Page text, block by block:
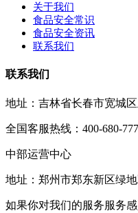
关于我们
食品安全常识
食品安全资讯
联系我们
联系我们
地址：吉林省长春市宽城
全国客服热线：400-680-
中部运营中心
地址：郑州市郑东新区绿
如果你对我们的服务服务